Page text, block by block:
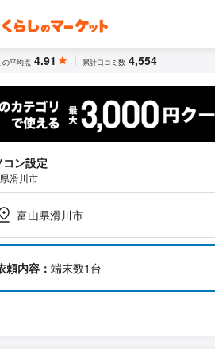
の平均点 4.91 累計口コミ数 4,554
ン設定
滑川市
富山県滑川市
頼内容： 端末数1台